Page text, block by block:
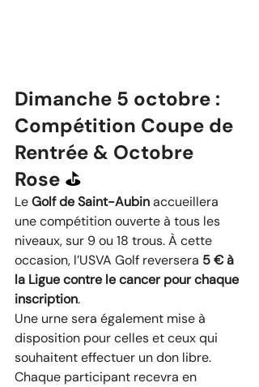
Dimanche 5 octobre :
Compétition Coupe de
Rentrée & Octobre
Rose ⛳​​
Le Golf de Saint-Aubin accueillera
une compétition ouverte à tous les
niveaux, sur 9 ou 18 trous. À cette
occasion, l’USVA Golf reversera 5 € à
la Ligue contre le cancer pour chaque
inscription.
Une urne sera également mise à
disposition pour celles et ceux qui
souhaitent effectuer un don libre.
Chaque participant recevra en